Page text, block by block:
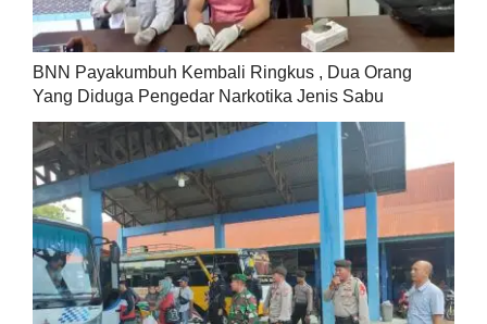
BNN Payakumbuh Kembali Ringkus , Dua Orang
Yang Diduga Pengedar Narkotika Jenis Sabu